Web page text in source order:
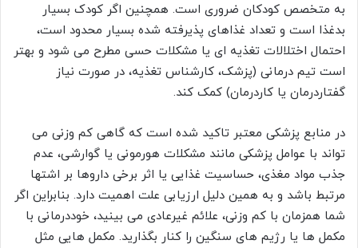
به متخصص کودکان ضروری است. همچنین اگر کودک بسیار
بدغذا است و تعداد غذاهای پذیرفته شده بسیار محدود است،
احتمال اختلالات تغذیه ای یا مشکلات حسی مطرح می شود و بهتر
است تیم درمانی (پزشک، کارشناس تغذیه، در صورت نیاز
گفتاردرمان یا کاردرمان) کمک کند.
در منابع پزشکی معتبر تاکید شده است که گاهی کم وزنی می
تواند با عوامل پزشکی مانند مشکلات هورمونی یا گوارشی، عدم
جذب مواد مغذی، حساسیت غذایی یا اثر برخی داروها بر اشتها
مرتبط باشد و به همین دلیل ارزیابی علت اهمیت دارد. بنابراین اگر
شما همزمان با کم وزنی، علائم غیرعادی می بینید، خوددرمانی با
مکمل ها یا رژیم های سنگین را کنار بگذارید. مکمل هایی مثل